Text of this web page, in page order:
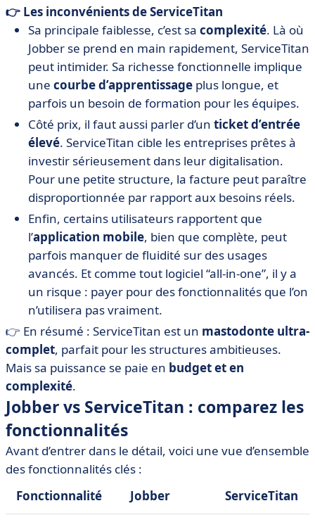
👉 Les inconvénients de ServiceTitan
Sa principale faiblesse, c’est sa complexité. Là où
Jobber se prend en main rapidement, ServiceTitan
peut intimider. Sa richesse fonctionnelle implique
une courbe d’apprentissage plus longue, et
parfois un besoin de formation pour les équipes.
Côté prix, il faut aussi parler d’un ticket d’entrée
élevé. ServiceTitan cible les entreprises prêtes à
investir sérieusement dans leur digitalisation.
Pour une petite structure, la facture peut paraître
disproportionnée par rapport aux besoins réels.
Enfin, certains utilisateurs rapportent que
l’application mobile, bien que complète, peut
parfois manquer de fluidité sur des usages
avancés. Et comme tout logiciel “all-in-one”, il y a
un risque : payer pour des fonctionnalités que l’on
n’utilisera pas vraiment.
👉 En résumé : ServiceTitan est un mastodonte ultra-
complet, parfait pour les structures ambitieuses.
Mais sa puissance se paie en budget et en
complexité.
Jobber vs ServiceTitan : comparez les
fonctionnalités
Avant d’entrer dans le détail, voici une vue d’ensemble
des fonctionnalités clés :
Fonctionnalité
Jobber ServiceTitan